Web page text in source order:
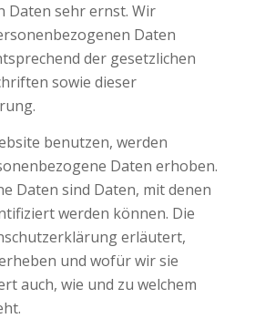
Daten sehr ernst. Wir
Daten
der gesetzlichen
sowie dieser
benutzen, werden
Daten erhoben.
Daten sind Daten, mit denen
werden können. Die
erläutert,
und wofür wir sie
auch, wie und zu welchem